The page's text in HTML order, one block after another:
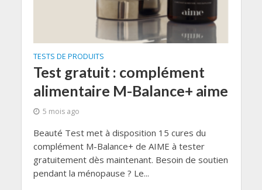
TESTS DE PRODUITS
Test gratuit : complément
alimentaire M-Balance+ aime
5 mois ago
Beauté Test met à disposition 15 cures du
complément M-Balance+ de AIME à tester
gratuitement dès maintenant. Besoin de soutien
pendant la ménopause ? Le...